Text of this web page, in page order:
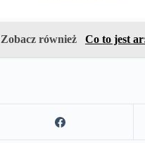
Zobacz również Co to jest